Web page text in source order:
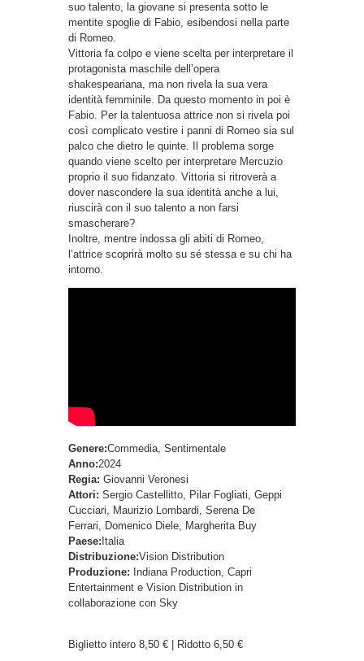
suo talento, la giovane si presenta sotto le
mentite spoglie di Fabio, esibendosi nella parte
di Romeo.
Vittoria fa colpo e viene scelta per interpretare il
protagonista maschile dell’opera
shakespeariana, ma non rivela la sua vera
identità femminile. Da questo momento in poi è
Fabio. Per la talentuosa attrice non si rivela poi
così complicato vestire i panni di Romeo sia sul
palco che dietro le quinte. Il problema sorge
quando viene scelto per interpretare Mercuzio
proprio il suo fidanzato. Vittoria si ritroverà a
dover nascondere la sua identità anche a lui,
riuscirà con il suo talento a non farsi
smascherare?
Inoltre, mentre indossa gli abiti di Romeo,
l’attrice scoprirà molto su sé stessa e su chi ha
intorno.
Genere:Commedia, Sentimentale
Anno:2024
Regia: Giovanni Veronesi
Attori: Sergio Castellitto, Pilar Fogliati, Geppi
Cucciari, Maurizio Lombardi, Serena De
Ferrari, Domenico Diele, Margherita Buy
Paese: Italia
Distribuzione:Vision Distribution
Produzione: Indiana Production, Capri
Entertainment e Vision Distribution in
collaborazione con Sky
Biglietto intero 8,50 € | Ridotto 6,50 €